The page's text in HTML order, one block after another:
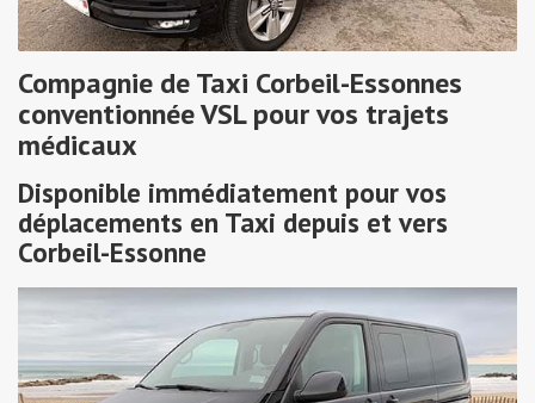
Compagnie de Taxi Corbeil-Essonnes
conventionnée VSL pour vos trajets
médicaux
Disponible immédiatement pour vos
déplacements en Taxi depuis et vers
Corbeil-Essonne